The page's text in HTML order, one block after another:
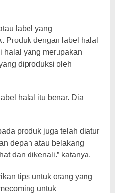
label yang
Produk dengan label halal
halal yang merupakan
diproduksi oleh
halal itu benar. Dia
produk juga telah diatur
depan atau belakang
dan dikenali.” katanya.
tips untuk orang yang
untuk